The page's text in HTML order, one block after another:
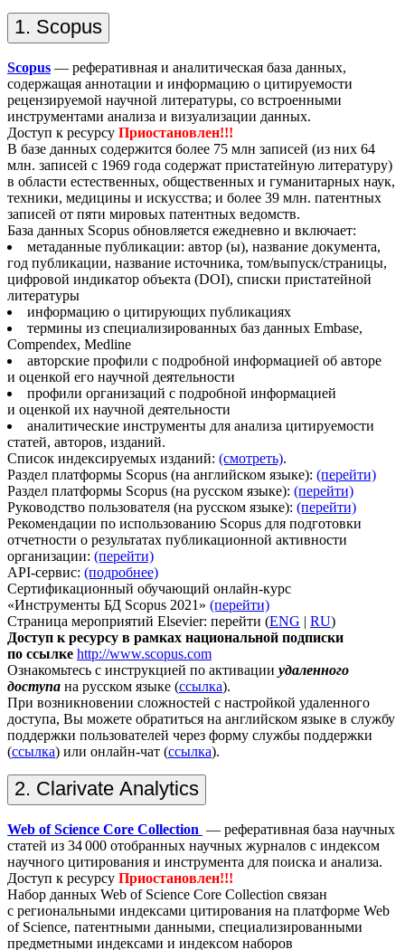
1. Scopus
Scopus — реферативная и аналитическая база данных,
содержащая аннотации и информацию о цитируемости
рецензируемой научной литературы, со встроенными
инструментами анализа и визуализации данных.
Доступ к ресурсу Приостановлен!!!
В базе данных содержится более 75 млн записей (из них 64
млн. записей с 1969 года содержат пристатейную литературу)
в области естественных, общественных и гуманитарных наук,
техники, медицины и искусства; и более 39 млн. патентных
записей от пяти мировых патентных ведомств.
База данных Scopus обновляется ежедневно и включает:
метаданные публикации: автор (ы), название документа,
год публикации, название источника, том/выпуск/страницы,
цифровой индикатор объекта (DOI), списки пристатейной
литературы
информацию о цитирующих публикациях
термины из специализированных баз данных Embase,
Compendex, Medline
авторские профили с подробной информацией об авторе
и оценкой его научной деятельности
профили организаций с подробной информацией
и оценкой их научной деятельности
аналитические инструменты для анализа цитируемости
статей, авторов, изданий.
Список индексируемых изданий: (смотреть).
Раздел платформы Scopus (на английском языке): (перейти)
Раздел платформы Scopus (на русском языке): (перейти)
Руководство пользователя (на русском языке): (перейти)
Рекомендации по использованию Scopus для подготовки
отчетности о результатах публикационной активности
организации: (перейти)
API-сервис: (подробнее)
Сертификационный обучающий онлайн-курс
«Инструменты БД Scopus 2021» (перейти)
Страница мероприятий Elsevier: перейти (ENG | RU)
Доступ к ресурсу в рамках национальной подписки
по ссылке http://www.scopus.com
Ознакомьтесь с инструкцией по активации удаленного
доступа на русском языке (ссылка).
При возникновении сложностей с настройкой удаленного
доступа, Вы можете обратиться на английском языке в службу
поддержки пользователей через форму службы поддержки
(ссылка) или онлайн-чат (ссылка).
2. Clarivate Analytics
Web of Science Core Collection — реферативная база научных
статей из 34 000 отобранных научных журналов с индексом
научного цитирования и инструмента для поиска и анализа.
Доступ к ресурсу Приостановлен!!!
Набор данных Web of Science Core Collection связан
с региональными индексами цитирования на платформе Web
of Science, патентными данными, специализированными
предметными индексами и индексом наборов